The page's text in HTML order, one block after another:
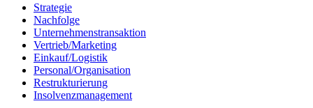
Strategie
Nachfolge
Unternehmenstransaktion
Vertrieb/Marketing
Einkauf/Logistik
Personal/Organisation
Restrukturierung
Insolvenzmanagement